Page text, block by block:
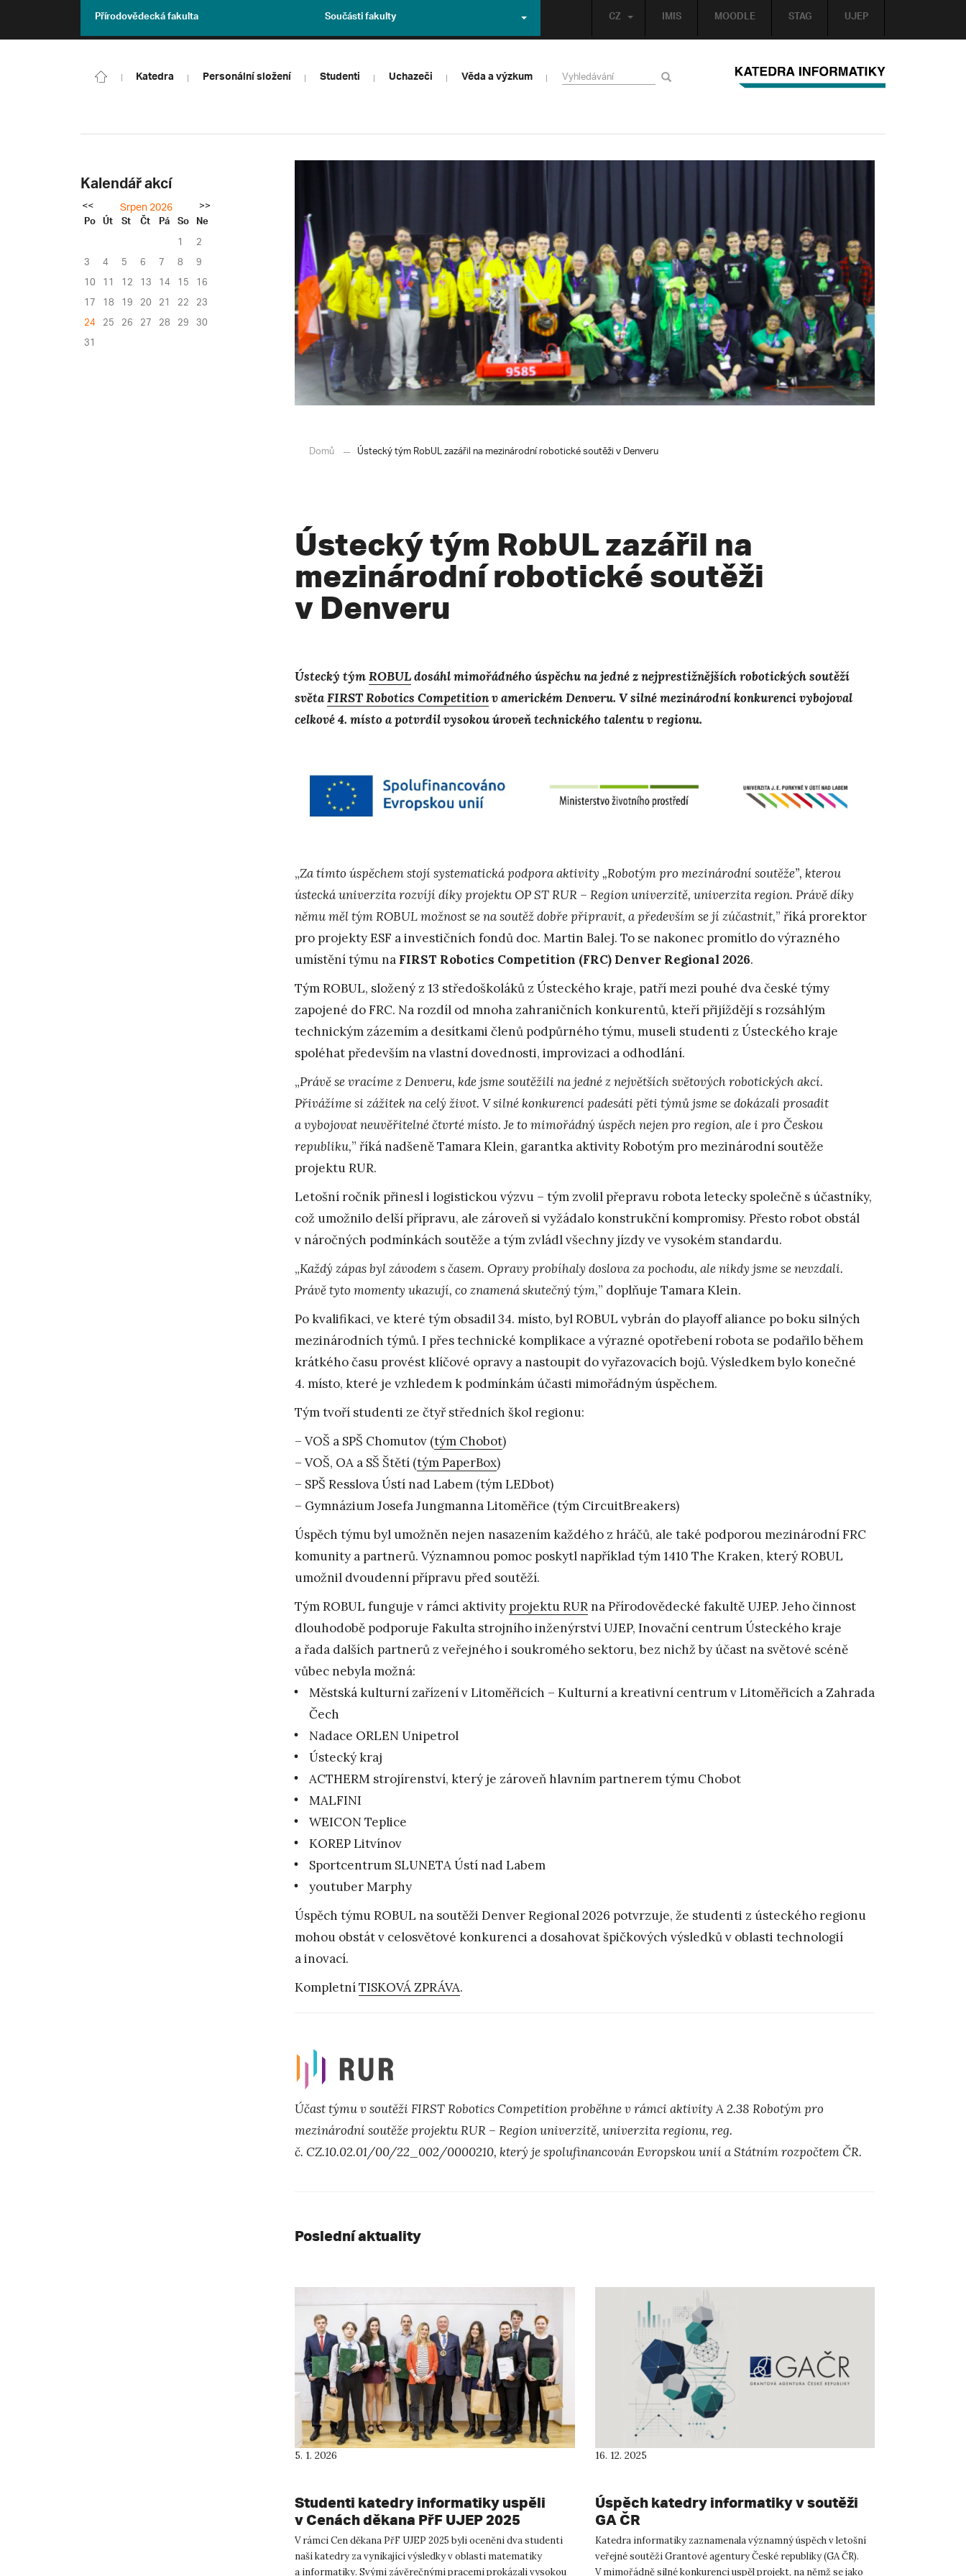
IMIS MOODLE STAG UJEP
CZ
Přírodovědecká fakulta Součásti fakulty
Katedra Personální složení Studenti Uchazeči Věda a výzkum
Kalendář akcí
<< Srpen 2026 >>
Po Út St Čt Pá So Ne
1
2
3
4 5 6 7 8
9
10 11 12 13 14 15 16
17 18 19 20 21 22 23
24 25 26 27 28 29 30
31
Domů Ústecký tým RobUL zazářil na mezinárodní robotické soutěži v Denveru
Ústecký tým RobUL zazářil na
mezinárodní robotické soutěži
v Denveru
Ústecký týmROBULdosáhl mimořádného úspěchu na jedné z nejprestižnějších robotických soutěží
světaFIRST Robotics Competitionv americkém Denveru. V silné mezinárodní konkurenci vybojoval
celkové 4. místo a potvrdil vysokou úroveň technického talentu v regionu.
„Za tímto úspěchem stojí systematická podpora aktivity „Robotým pro mezinárodní soutěže”, kterou
ústecká univerzita rozvíjí díky projektu OP ST RUR – Region univerzitě, univerzita region. Právě díky
němu měl tým ROBUL možnost se na soutěž dobře připravit, a především se jí zúčastnit,” říká prorektor
pro projekty ESF a investičních fondů doc. Martin Balej. To se nakonec promítlo do výrazného
umístění týmu na FIRST Robotics Competition (FRC) Denver Regional 2026.
Tým ROBUL, složený z 13 středoškoláků z Ústeckého kraje, patří mezi pouhé dva české týmy
zapojené do FRC. Na rozdíl od mnoha zahraničních konkurentů, kteří přijíždějí s rozsáhlým
technickým zázemím a desítkami členů podpůrného týmu, museli studenti z Ústeckého kraje
spoléhat především na vlastní dovednosti, improvizaci a odhodlání.
„Právě se vracíme z Denveru, kde jsme soutěžili na jedné z největších světových robotických akcí.
Přivážíme si zážitek na celý život. V silné konkurenci padesáti pěti týmů jsme se dokázali prosadit
a vybojovat neuvěřitelné čtvrté místo. Je to mimořádný úspěch nejen pro region, ale i pro Českou
republiku,” říká nadšeně Tamara Klein, garantka aktivity Robotým pro mezinárodní soutěže
projektu RUR.
Letošní ročník přinesl i logistickou výzvu – tým zvolil přepravu robota letecky společně s účastníky,
což umožnilo delší přípravu, ale zároveň si vyžádalo konstrukční kompromisy. Přesto robot obstál
v náročných podmínkách soutěže a tým zvládl všechny jízdy ve vysokém standardu.
„Každý zápas byl závodem s časem. Opravy probíhaly doslova za pochodu, ale nikdy jsme se nevzdali.
Právě tyto momenty ukazují, co znamená skutečný tým,” doplňuje Tamara Klein.
Po kvalifikaci, ve které tým obsadil 34. místo, byl ROBUL vybrán do playoff aliance po boku silných
mezinárodních týmů. I přes technické komplikace a výrazné opotřebení robota se podařilo během
krátkého času provést klíčové opravy a nastoupit do vyřazovacích bojů. Výsledkem bylo konečné
4. místo, které je vzhledem k podmínkám účasti mimořádným úspěchem.
Tým tvoří studenti ze čtyř středních škol regionu:
– VOŠ a SPŠ Chomutov (tým Chobot)
– VOŠ, OA a SŠ Štětí (tým PaperBox)
– SPŠ Resslova Ústí nad Labem (tým LEDbot)
– Gymnázium Josefa Jungmanna Litoměřice (tým CircuitBreakers)
Úspěch týmu byl umožněn nejen nasazením každého z hráčů, ale také podporou mezinárodní FRC
komunity a partnerů. Významnou pomoc poskytl například tým 1410 The Kraken, který ROBUL
umožnil dvoudenní přípravu před soutěží.
Tým ROBUL funguje v rámci aktivity projektu RURna Přírodovědecké fakultě UJEP. Jeho činnost
dlouhodobě podporuje Fakulta strojního inženýrství UJEP, Inovační centrum Ústeckého kraje
a řada dalších partnerů z veřejného i soukromého sektoru, bez nichž by účast na světové scéně
vůbec nebyla možná:
Městská kulturní zařízení v Litoměřicích – Kulturní a kreativní centrum v Litoměřicích a Zahrada
Čech
Nadace ORLEN Unipetrol
Ústecký kraj
ACTHERM strojírenství, který je zároveň hlavním partnerem týmu Chobot
MALFINI
WEICON Teplice
KOREP Litvínov
Sportcentrum SLUNETA Ústí nad Labem
youtuber Marphy
Úspěch týmu ROBUL na soutěži Denver Regional 2026 potvrzuje, že studenti z ústeckého regionu
mohou obstát v celosvětové konkurenci a dosahovat špičkových výsledků v oblasti technologií
a inovací.
KompletníTISKOVÁ ZPRÁVA.
Účast týmu v soutěži FIRST Robotics Competition proběhne v rámci aktivity A 2.38 Robotým pro
mezinárodní soutěže projektu RUR – Region univerzitě, univerzita regionu, reg.
č. CZ.10.02.01/00/22_002/0000210, který je spolufinancován Evropskou unií a Státním rozpočtem ČR.
Poslední aktuality
5. 1. 2026
Studenti katedry informatiky uspěli
v Cenách děkana PřF UJEP 2025
V rámci Cen děkana PřF UJEP 2025 byli oceněni dva studenti
naší katedry za vynikající výsledky v oblasti matematiky
a informatiky. Svými závěrečnými pracemi prokázali vysokou
16. 12. 2025
Úspěch katedry informatiky v soutěži
GA ČR
Katedra informatiky zaznamenala významný úspěch v letošní
veřejné soutěži Grantové agentury České republiky (GA ČR).
V mimořádně silné konkurenci uspěl projekt, na němž se jako